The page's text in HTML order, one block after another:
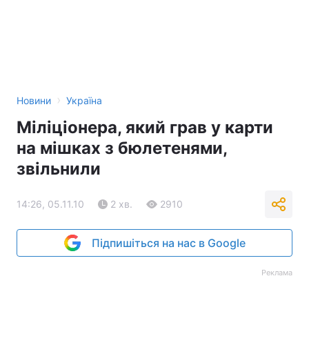
Новини › Україна
Міліціонера, який грав у карти
на мішках з бюлетенями,
звільнили
14:26, 05.11.10 2 хв. 2910
Підпишіться на нас в Google
Реклама